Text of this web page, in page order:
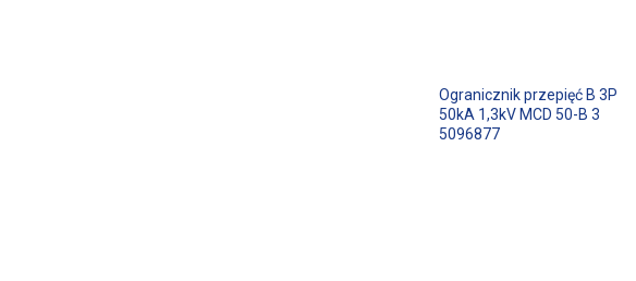
Ogranicznik przepięć B 3P
50kA 1,3kV MCD 50-B 3
5096877